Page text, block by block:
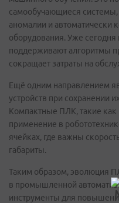
самообучающиеся
аномалии и автоматически
оборудования. Уже
поддерживают алгоритмы
сокращает затраты на
Ещё одним направлением
устройств при сохранении
Компактные ПЛК, такие
применение в
ячейках, где важны
габариты.
Таким образом, эволюция
в промышленной
инструменты для